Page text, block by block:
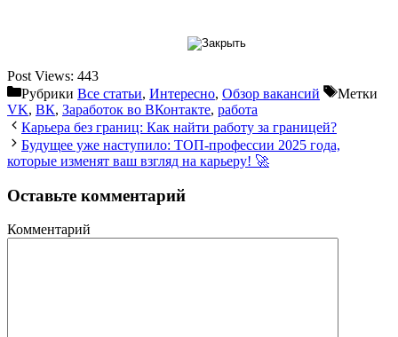
Post Views: 443
Рубрики Все статьи, Интересно, Обзор вакансий
Метки
VK, ВК, Заработок во ВКонтакте, работа
Карьера без границ: Как найти работу за границей?
Будущее уже наступило: ТОП-профессии 2025 года,
которые изменят ваш взгляд на карьеру! 🚀
Оставьте комментарий
Комментарий